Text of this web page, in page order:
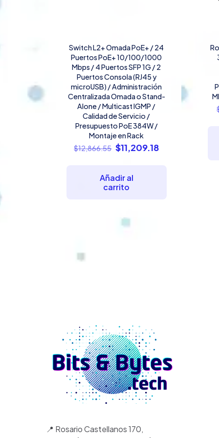
Switch L2+ Omada PoE+ / 24
Puertos PoE+ 10/100/1000
Mbps / 4 Puertos SFP 1G / 2
Puertos Consola (RJ45 y
microUSB) / Administración
Centralizada Omada o Stand-
Alone / Multicast IGMP /
Calidad de Servicio /
Presupuesto PoE 384W /
Montaje en Rack
$12,866.55 El
era:
$12,866.55.
$11,209.18El
Añadir al
carrito
📍 Rosario Castellanos 170,